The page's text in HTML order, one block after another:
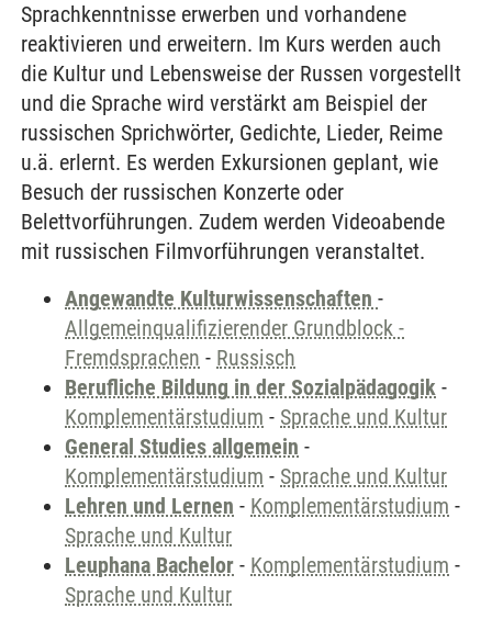
Sprachkenntnisse erwerben und vorhandene
reaktivieren und erweitern. Im Kurs werden auch
die Kultur und Lebensweise der Russen vorgestellt
und die Sprache wird verstärkt am Beispiel der
russischen Sprichwörter, Gedichte, Lieder, Reime
u.ä. erlernt. Es werden Exkursionen geplant, wie
Besuch der russischen Konzerte oder
Belettvorführungen. Zudem werden Videoabende
mit russischen Filmvorführungen veranstaltet.
Angewandte Kulturwissenschaften -
Allgemeinqualifizierender Grundblock -
Fremdsprachen - Russisch
Berufliche Bildung in der Sozialpädagogik -
Komplementärstudium - Sprache und Kultur
General Studies allgemein -
Komplementärstudium - Sprache und Kultur
Lehren und Lernen - Komplementärstudium -
Sprache und Kultur
Leuphana Bachelor - Komplementärstudium -
Sprache und Kultur